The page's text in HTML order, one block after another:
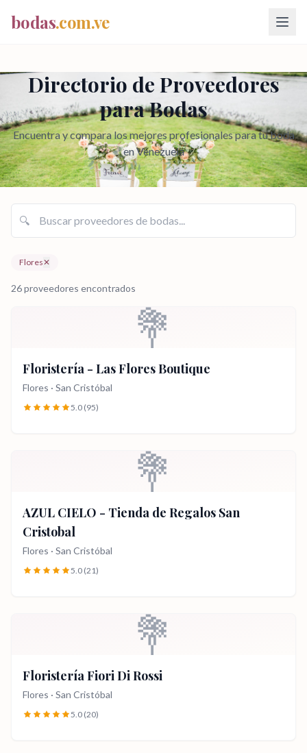
bodas.com.ve
Directorio de Proveedores
para Bodas
Encuentra y compara los mejores profesionales para tu boda
en Venezuela
🔍
Flores✕
26 proveedores encontrados
💐
Floristería - Las Flores Boutique
Flores · San Cristóbal
5.0 (95)
💐
AZUL CIELO - Tienda de Regalos San
Cristobal
Flores · San Cristóbal
5.0 (21)
💐
Floristería Fiori Di Rossi
Flores · San Cristóbal
5.0 (20)